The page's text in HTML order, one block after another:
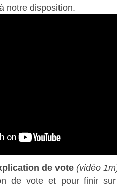
notre disposition.
de vote (vidéo
de vote et pour finir